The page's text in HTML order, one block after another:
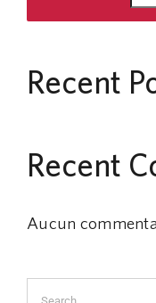
Recent
Recent
Aucun
Search